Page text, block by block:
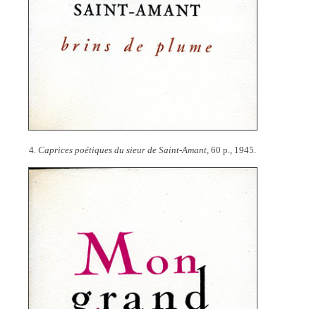
4. Caprices poétiques du sieur de Saint-Amant,60 p., 1945.